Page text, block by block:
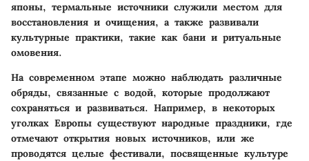
японы, термальные источники служили местом для
восстановления и очищения, а также развивали
культурные практики, такие как бани и ритуальные
омовения.
На современном этапе можно наблюдать различные
обряды, связанные с водой, которые продолжают
сохраняться и развиваться. Например, в некоторых
уголках Европы существуют народные праздники, где
отмечают открытия новых источников, или же
проводятся целые фестивали, посвященные культуре